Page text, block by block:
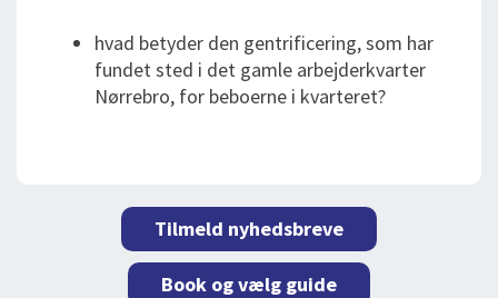
hvad betyder den gentrificering, som har
fundet sted i det gamle arbejderkvarter
Nørrebro, for beboerne i kvarteret?
Tilmeld nyhedsbreve
Book og vælg guide